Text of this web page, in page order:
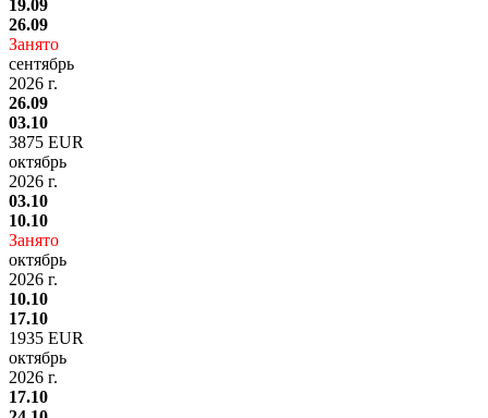
19.09
26.09
Занято
сентябрь
2026 г.
26.09
03.10
3875 EUR
октябрь
2026 г.
03.10
10.10
Занято
октябрь
2026 г.
10.10
17.10
1935 EUR
октябрь
2026 г.
17.10